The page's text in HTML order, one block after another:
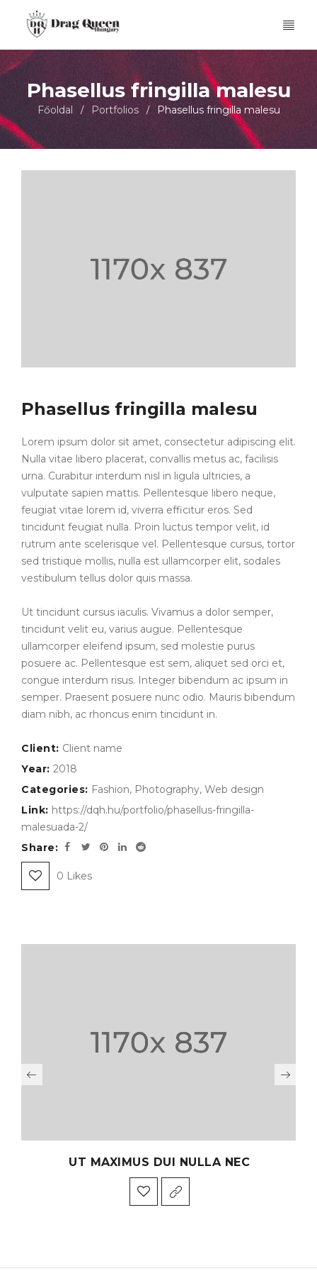
Phasellus fringilla malesu
Főoldal / Portfolios / Phasellus fringilla malesu
Phasellus fringilla malesu
Lorem ipsum dolor sit amet, consectetur adipiscing elit.
Nulla vitae libero placerat, convallis metus ac, facilisis
urna. Curabitur interdum nisl in ligula ultricies, a
vulputate sapien mattis. Pellentesque libero neque,
feugiat vitae lorem id, viverra efficitur eros. Sed
tincidunt feugiat nulla. Proin luctus tempor velit, id
rutrum ante scelerisque vel. Pellentesque cursus, tortor
sed tristique mollis, nulla est ullamcorper elit, sodales
vestibulum tellus dolor quis massa.
Ut tincidunt cursus iaculis. Vivamus a dolor semper,
tincidunt velit eu, varius augue. Pellentesque
ullamcorper eleifend ipsum, sed molestie purus
posuere ac. Pellentesque est sem, aliquet sed orci et,
congue interdum risus. Integer bibendum ac ipsum in
semper. Praesent posuere nunc odio. Mauris bibendum
diam nibh, ac rhoncus enim tincidunt in.
Client: Client name
Year: 2018
Categories: Fashion, Photography, Web design
Link: https://dqh.hu/portfolio/phasellus-fringilla-
malesuada-2/
Share:
0 Likes
UT MAXIMUS DUI NULLA NEC